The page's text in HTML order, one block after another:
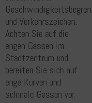
und Verkehrszeichen.
Achten Sie auf die
engen Gassen im
Stadtzentrum und
bereiten Sie sich auf
enge Kurven und
schmale Gassen vor.